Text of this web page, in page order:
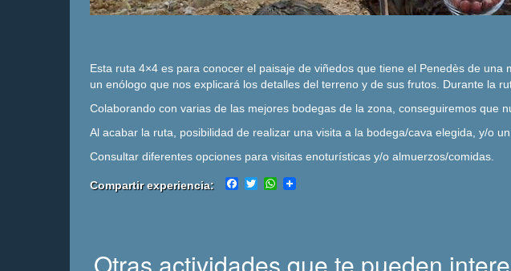
Esta ruta 4×4 es para conocer el paisaje de viñedos que tiene el Penedès de
un enólogo que nos explicará los detalles del terreno y de sus frutos. Durante la
Colaborando con varias de las mejores bodegas de la zona, conseguiremos que
Al acabar la ruta, posibilidad de realizar una visita a la bodega/cava elegida, y/o
Consultar diferentes opciones para visitas enoturísticas y/o almuerzos/comidas.
Compartir experiencia: Facebook
TwitterWhatsApp
Otras actividades que te pueden